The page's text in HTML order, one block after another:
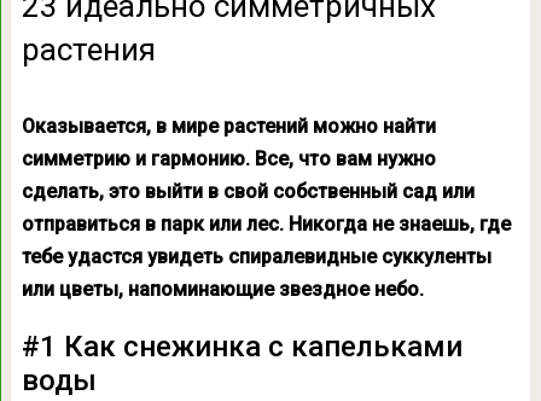
растения
Оказывается, в мире растений можно найти
симметрию и гармонию. Все, что вам нужно
сделать, это выйти в свой собственный сад или
отправиться в парк или лес. Никогда не знаешь, где
тебе удастся увидеть спиралевидные суккуленты
или цветы, напоминающие звездное небо.
#1 Как снежинка с капельками
воды